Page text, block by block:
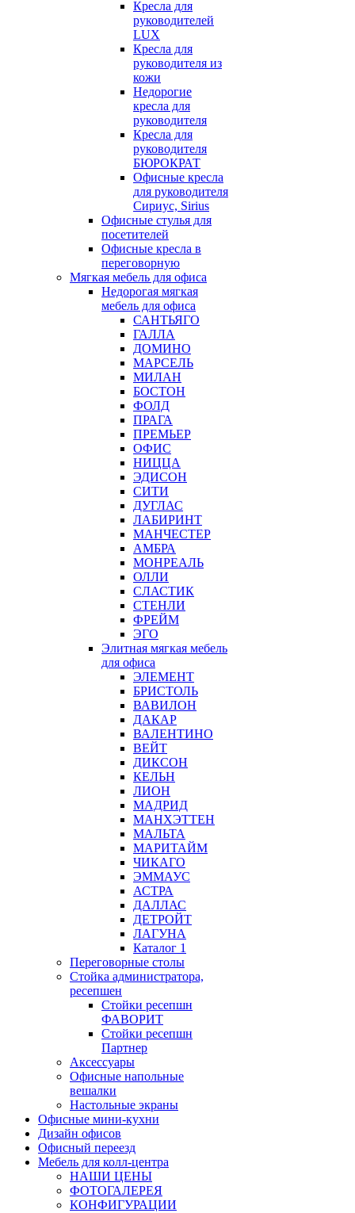
Кресла для
руководителей
LUX
Кресла для
руководителя из
кожи
Недорогие
кресла для
руководителя
Кресла для
руководителя
БЮРОКРАТ
Офисные кресла
для руководителя
Сириус, Sirius
Офисные стулья для
посетителей
Офисные кресла в
переговорную
Мягкая мебель для офиса
Недорогая мягкая
мебель для офиса
САНТЬЯГО
ГАЛЛА
ДОМИНО
МАРСЕЛЬ
МИЛАН
БОСТОН
ФОЛД
ПРАГА
ПРЕМЬЕР
ОФИС
НИЦЦА
ЭДИСОН
СИТИ
ДУГЛАС
ЛАБИРИНТ
МАНЧЕСТЕР
АМБРА
МОНРЕАЛЬ
ОЛЛИ
СЛАСТИК
СТЕНЛИ
ФРЕЙМ
ЭГО
Элитная мягкая мебель
для офиса
ЭЛЕМЕНТ
БРИСТОЛЬ
ВАВИЛОН
ДАКАР
ВАЛЕНТИНО
ВЕЙТ
ДИКСОН
КЕЛЬН
ЛИОН
МАДРИД
МАНХЭТТЕН
МАЛЬТА
МАРИТАЙМ
ЧИКАГО
ЭММАУС
АСТРА
ДАЛЛАС
ДЕТРОЙТ
ЛАГУНА
Каталог 1
Переговорные столы
Стойка администратора,
ресепшен
Стойки ресепшн
ФАВОРИТ
Стойки ресепшн
Партнер
Аксессуары
Офисные напольные
вешалки
Настольные экраны
Офисные мини-кухни
Дизайн офисов
Офисный переезд
Мебель для колл-центра
НАШИ ЦЕНЫ
ФОТОГАЛЕРЕЯ
КОНФИГУРАЦИИ